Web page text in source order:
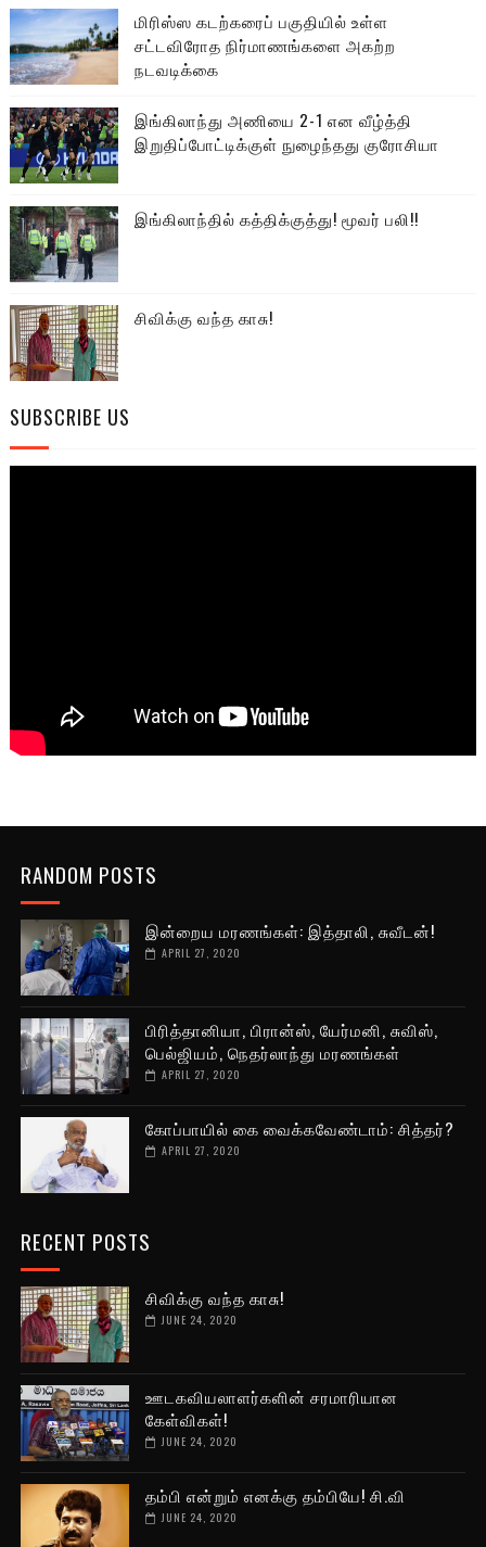
மிரிஸ்ஸ கடற்கரைப் பகுதியில் உள்ள
சட்டவிரோத நிர்மாணங்களை அகற்ற
நடவடிக்கை
இங்கிலாந்து அணியை 2-1 என வீழ்த்தி
இறுதிப்போட்டிக்குள் நுழைந்தது குரோசியா
இங்கிலாந்தில் கத்திக்குத்து! மூவர் பலி!!
சிவிக்கு வந்த காசு!
SUBSCRIBE US
RANDOM POSTS
இன்றைய மரணங்கள்: இத்தாலி, சுவீடன்!
APRIL 27, 2020
பிரித்தானியா, பிரான்ஸ், யேர்மனி, சுவிஸ்,
பெல்ஜியம், நெதர்லாந்து மரணங்கள்
APRIL 27, 2020
கோப்பாயில் கை வைக்கவேண்டாம்: சித்தர்?
APRIL 27, 2020
RECENT POSTS
சிவிக்கு வந்த காசு!
JUNE 24, 2020
ஊடகவியலாளர்களின் சரமாரியான
கேள்விகள்!
JUNE 24, 2020
தம்பி என்றும் எனக்கு தம்பியே! சி.வி
JUNE 24, 2020